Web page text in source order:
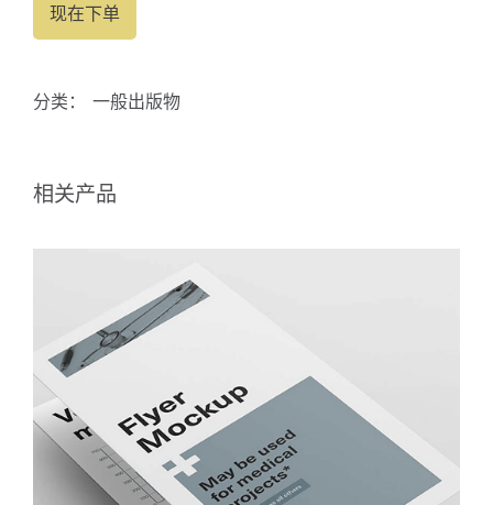
现在下单
分类： 一般出版物
相关产品